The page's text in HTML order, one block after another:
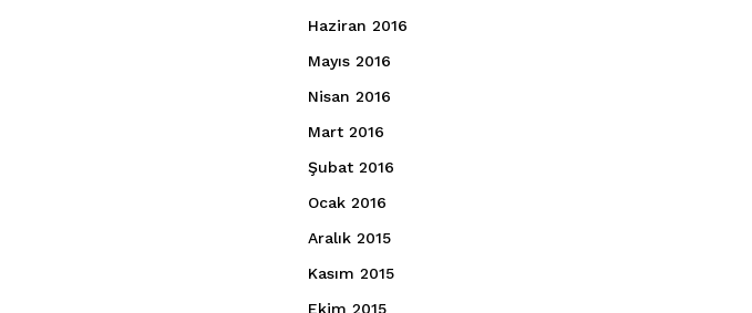
Haziran 2016
Mayıs 2016
Nisan 2016
Mart 2016
Şubat 2016
Ocak 2016
Aralık 2015
Kasım 2015
Ekim 2015